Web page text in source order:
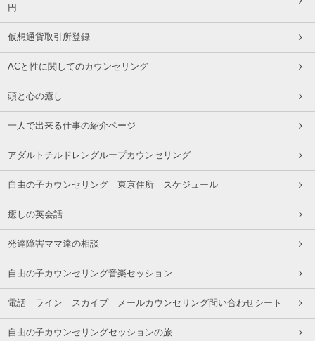
円
仮想通貨取引所登録
ACと性に関してのカウンセリング
頭と心の癒し
一人で出来る仕事の紹介ページ
アダルトチルドレングループカウンセリング
自由の子カウンセリング 東京住所 スケジュール
癒しの英会話
発達障害ママ達の相談
自由の子カウンセリング音楽セッション
電話 ライン スカイプ メールカウンセリング問い合わせシート
自由の子カウンセリングセッションの旅